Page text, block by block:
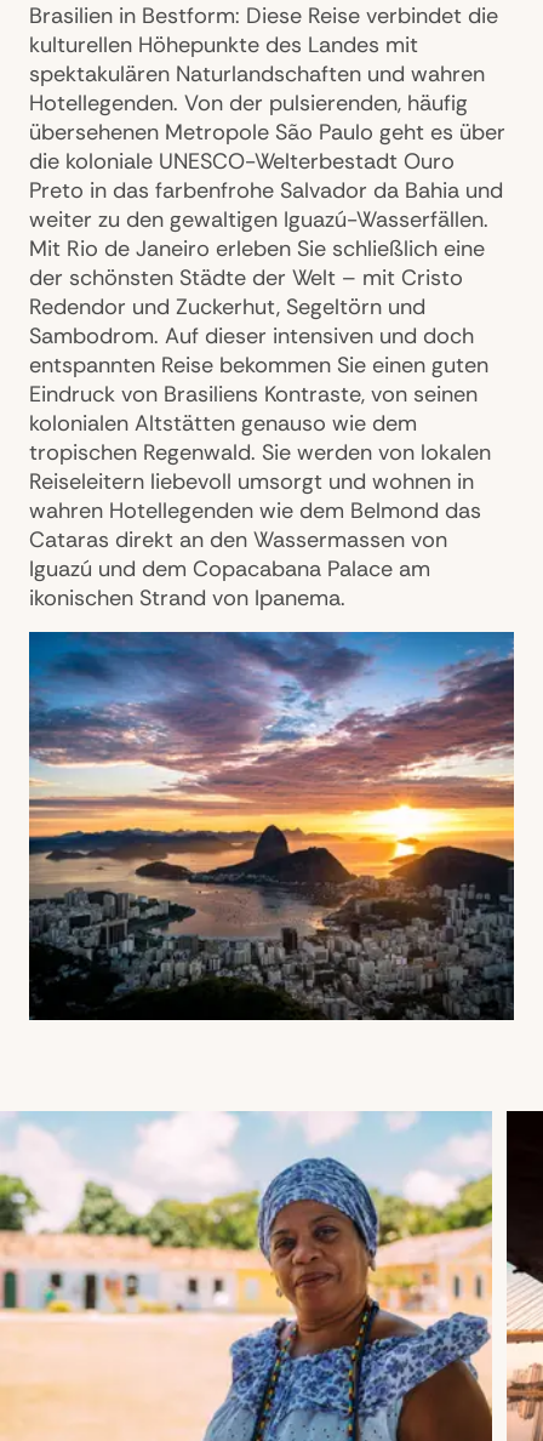
Brasilien in Bestform: Diese Reise verbindet die
kulturellen Höhepunkte des Landes mit
spektakulären Naturlandschaften und wahren
Hotellegenden. Von der pulsierenden, häufig
übersehenen Metropole São Paulo geht es über
die koloniale UNESCO-Welterbestadt Ouro
Preto in das farbenfrohe Salvador da Bahia und
weiter zu den gewaltigen Iguazú-Wasserfällen.
Mit Rio de Janeiro erleben Sie schließlich eine
der schönsten Städte der Welt – mit Cristo
Redendor und Zuckerhut, Segeltörn und
Sambodrom. Auf dieser intensiven und doch
entspannten Reise bekommen Sie einen guten
Eindruck von Brasiliens Kontraste, von seinen
kolonialen Altstätten genauso wie dem
tropischen Regenwald. Sie werden von lokalen
Reiseleitern liebevoll umsorgt und wohnen in
wahren Hotellegenden wie dem Belmond das
Cataras direkt an den Wassermassen von
Iguazú und dem Copacabana Palace am
ikonischen Strand von Ipanema.